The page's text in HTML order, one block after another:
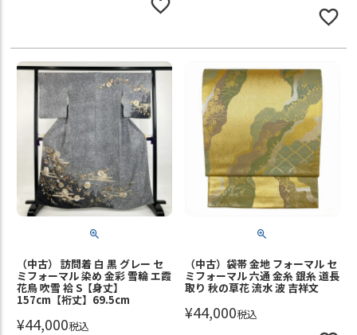
（中古） 訪問着 白 黒 グレー セ
ミフォーマル 染め 金彩 雪輪 エ霞
花鳥 吹雪 袷 S【身丈】
157cm【裄丈】69.5cm
¥44,000税込
（中古）袋帯 金地 フォーマル セ
ミフォーマル 六通 金糸 銀糸 道長
取り 秋の草花 流水 波 吉祥文
¥44,000税込